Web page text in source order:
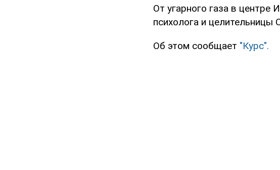
От угарного газа в центре
психолога и целительницы
Об этом сообщает "Курс".